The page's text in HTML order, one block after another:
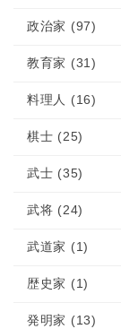
政治家 (97)
教育家 (31)
料理人 (16)
棋士 (25)
武士 (35)
武将 (24)
武道家 (1)
歴史家 (1)
発明家 (13)